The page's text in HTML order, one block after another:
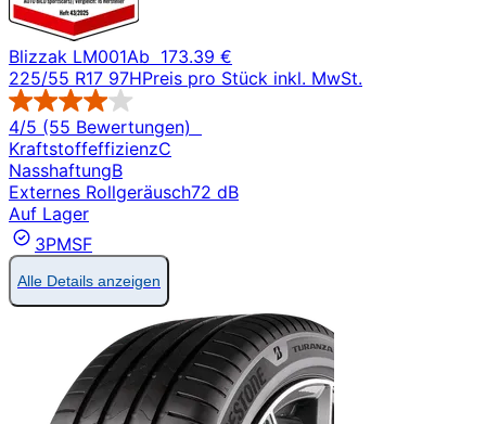
Blizzak LM001Ab 173.39 €
225/55 R17 97HPreis pro Stück inkl. MwSt.
4/5 (55 Bewertungen)
KraftstoffeffizienzC
NasshaftungB
Externes Rollgeräusch72 dB
Auf Lager
3PMSF
Alle Details anzeigen